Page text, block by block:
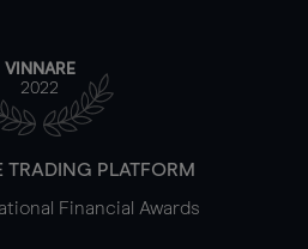
VINNARE
2022
TRADING PLATFORM
Financial Awards